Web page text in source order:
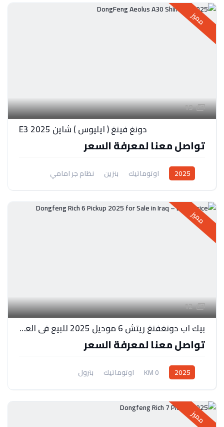
مميز
19
دونغ فينغ ( ايليوس ) شاين E3 2025
تواصل معنا لمعرفة السعر
2025 اوتوماتيك بنزين نظام جر امامي
مميز
12
بيك اب دونغفنغ ريتش 6 موديل 2025 للبيع في العراق – افضل سعر
تواصل معنا لمعرفة السعر
2025
0 KM اوتوماتيك
بترول
نظام دفع بالعجلات الخلفية
مميز